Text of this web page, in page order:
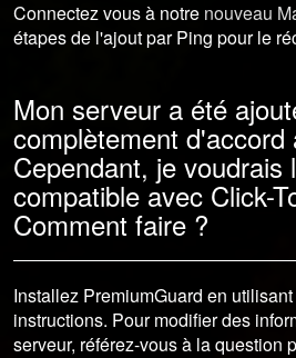
Connectez vous à notre nouveau
étapes de l'ajout par Ping pour le
Mon serveur a été
complètement d'accord
Cependant, je voudrais
compatible avec Click-
Comment faire ?
Installez PremiumGuard en utilisant
instructions. Pour modifier des
serveur, référez-vous à la question